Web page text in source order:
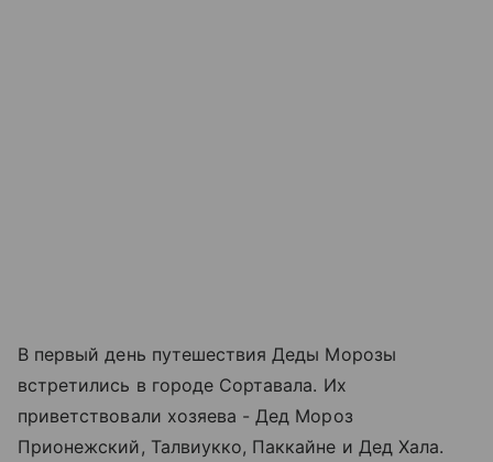
В первый день путешествия Деды Морозы
встретились в городе Сортавала. Их
приветствовали хозяева - Дед Мороз
Прионежский, Талвиукко, Паккайне и Дед Хала.